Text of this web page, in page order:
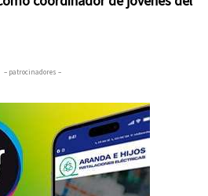
– patrocinadores –